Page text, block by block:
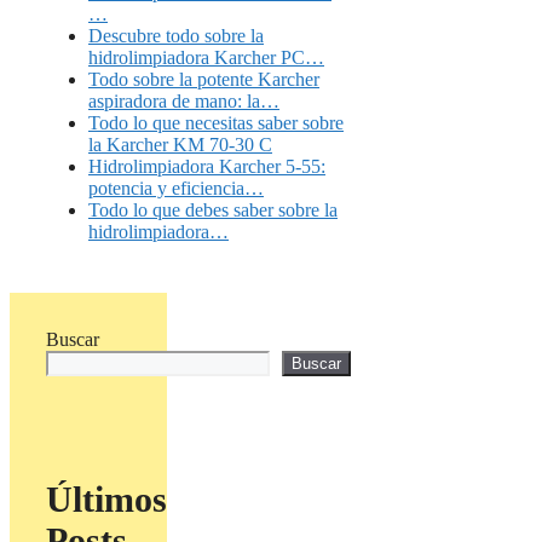
…
Descubre todo sobre la
hidrolimpiadora Karcher PC…
Todo sobre la potente Karcher
aspiradora de mano: la…
Todo lo que necesitas saber sobre
la Karcher KM 70-30 C
Hidrolimpiadora Karcher 5-55:
potencia y eficiencia…
Todo lo que debes saber sobre la
hidrolimpiadora…
Buscar
Buscar
Últimos